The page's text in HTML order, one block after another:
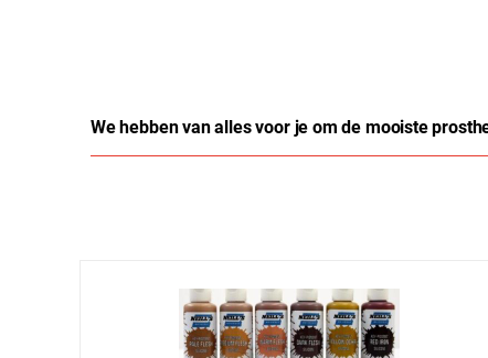
We hebben van alles voor je om de mooiste